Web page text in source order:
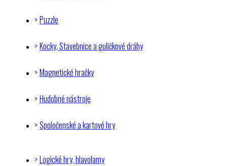
Puzzle
Kocky, Stavebnice a guličkové dráhy
Magnetické hračky
Hudobné nástroje
Spoločenské a kartové hry
Logické hry, hlavolamy